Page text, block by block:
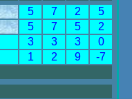
5 7 2
5
5 7 5
2
3 3 3
0
1 2 9 -7